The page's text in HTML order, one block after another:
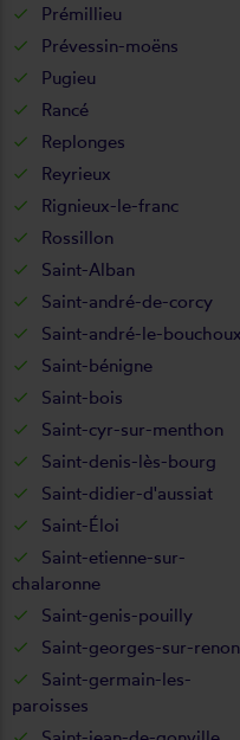
Prémillieu
Prévessin-moëns
Pugieu
Rancé
Replonges
Reyrieux
Rignieux-le-franc
Rossillon
Saint-Alban
Saint-andré-de-corcy
Saint-andré-le-bouchoux
Saint-bénigne
Saint-bois
Saint-cyr-sur-menthon
Saint-denis-lès-bourg
Saint-didier-d'aussiat
Saint-Éloi
Saint-etienne-sur-
chalaronne
Saint-genis-pouilly
Saint-georges-sur-renon
Saint-germain-les-
paroisses